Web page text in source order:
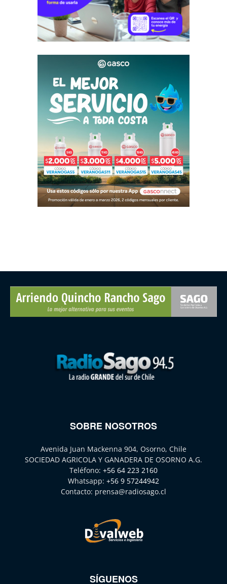
SOBRE NOSOTROS
Avenida Juan Mackenna 904, Osorno, Chile
SOCIEDAD AGRICOLA Y GANADERA DE OSORNO A.G.
Teléfono: +56 64 223 2160
Whatsapp: +56 9 57244942
Contacto: prensa@radiosago.cl
SÍGUENOS